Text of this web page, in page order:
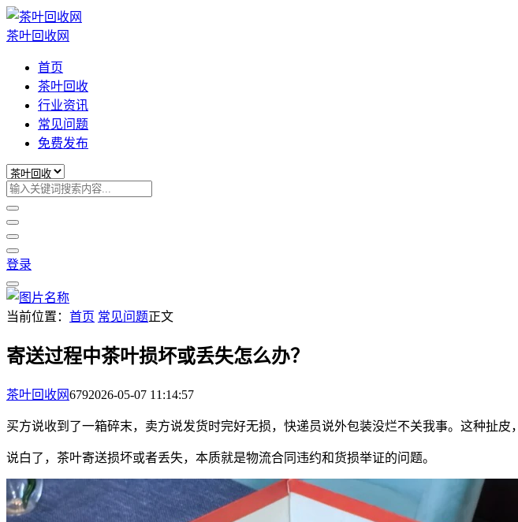
茶叶回收网
首页
茶叶回收
行业资讯
常见问题
免费发布
登录
当前位置： 首页 常见问题正文
寄送过程中茶叶损坏或丢失怎么办？
茶叶回收网6792026-05-07 11:14:57
买方说收到了一箱碎末，卖方说发货时完好无损，快递员说外包装没烂不关我事。这种扯皮
说白了，茶叶寄送损坏或者丢失，本质就是物流合同违约和货损举证的问题。